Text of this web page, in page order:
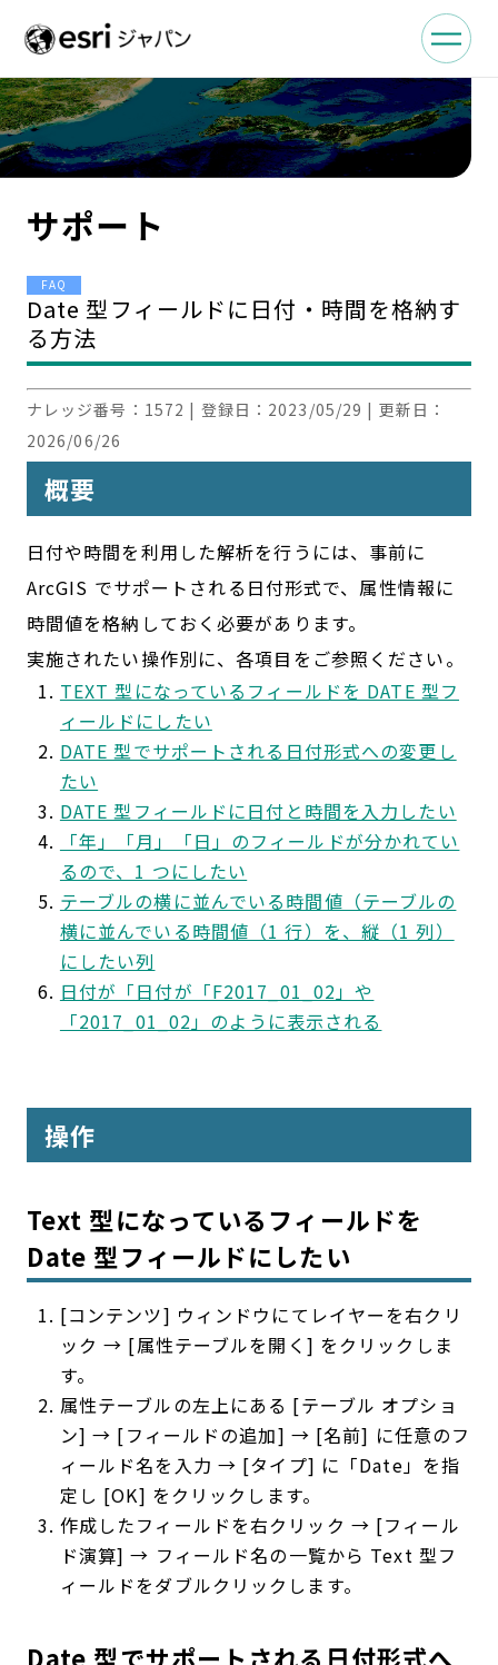
サポート
FAQ
Date 型フィールドに日付・時間を格納す
る方法
ナレッジ番号： 1572 | 登録日： 2023/05/29 | 更新日：
2026/06/26
概要
日付や時間を利用した解析を行うには、事前に
ArcGIS でサポートされる日付形式で、属性情報に
時間値を格納しておく必要があります。
実施されたい操作別に、各項目をご参照ください。
TEXT 型になっているフィールドを DATE 型フ
ィールドにしたい
DATE 型でサポートされる日付形式への変更し
たい
DATE 型フィールドに日付と時間を入力したい
「年」「月」「日」のフィールドが分かれてい
るので、1 つにしたい
テーブルの横に並んでいる時間値（テーブルの
横に並んでいる時間値（1 行）を、縦（1 列）
にしたい列
日付が「日付が「F2017_01_02」や
「2017_01_02」のように表示される
操作
Text 型になっているフィールドを
Date 型フィールドにしたい
[コンテンツ] ウィンドウにてレイヤーを右クリ
ック → [属性テーブルを開く] をクリックしま
す。
属性テーブルの左上にある [テーブル オプショ
ン] → [フィールドの追加] → [名前] に任意のフ
ィールド名を入力 → [タイプ] に「Date」を指
定し [OK] をクリックします。
作成したフィールドを右クリック → [フィール
ド演算] → フィールド名の一覧から Text 型フ
ィールドをダブルクリックします。
Date 型でサポートされる日付形式へ